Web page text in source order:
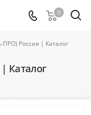
0
ПРО) Россия | Каталог
Каталог